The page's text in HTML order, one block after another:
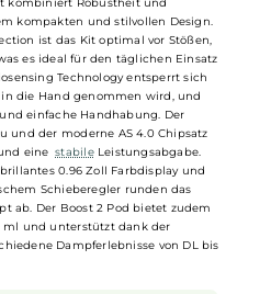
mit griffiger Soft-Touch
Boost 3 Kit
Kit kombiniert Robustheit und
kompakten und stilvollen Design.
ist das Kit optimal vor Stößen,
was es ideal für den täglichen Einsatz
Biosensing Technology entsperrt sich
es in die Hand genommen wird, und